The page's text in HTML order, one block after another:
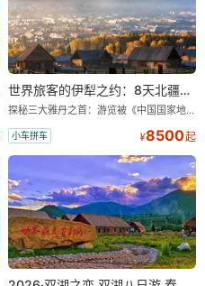
世界旅客的伊犁之约：8天北疆暖心深度游
探秘三大雅丹之首：游览被《中国国家地理》评选为“中国最美的三大雅丹”第一名的克拉玛依魔鬼城。 中国第一村：探访仅存的图瓦人最大村落——禾木村，欣赏晨雾与小木屋交织的仙境。 喀纳斯变色湖：登观鱼亭俯瞰四分之三的喀纳斯湖面，看湖水随天气变换迷人色彩。 天然博物馆：深入可可托海，震撼于世界最大矿坑及额尔齐斯大峡谷的鬼斧神工。 大西洋最后一滴眼泪：环游蔚蓝清澈的赛里木湖，将雪山、草原与湖泊的绝景尽收眼底。
小车拼车 ¥8500起